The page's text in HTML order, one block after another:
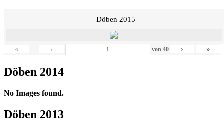
Döben 2015
« ‹ von 40 › »
Döben 2014
No Images found.
Döben 2013